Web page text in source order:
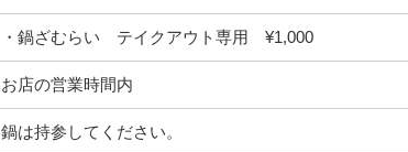
・鍋ざむらい テイクアウト専用 ¥1,000
お店の営業時間内
鍋は持参してください。